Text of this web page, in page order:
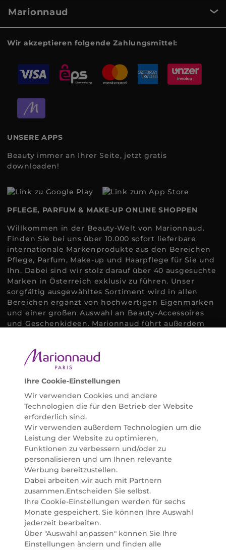
Marionnaud
Wir akzeptieren folgende Zahlungsmittel:
UNSERE APPS
Beauty immer an Ihrer Seite, jetzt gratis
downloaden!
PFLEGE, PARFUM & MAKE-UP ONLINE SHOPPEN
Willkommen in der Beauty-Welt von Marionnaud.
Finden Sie bei uns über 10.000 sofort lieferbare
internationale Markenprodukte aus den Bereichen
Pflege, Parfum, Make-up und Haarpflege für Sie und
Ihn. Dabei sind wir stolz darauf über 40 ausgesuchte
Marken in Österreich exklusiv zu führen. Unser
sorgfältig ausgewähltes Sortiment wird in allen
Bereichen ergänzt von hochwertigen Eigenmarken
und einer großen Auswahl an Beauty-Accessoires
und Geschenkideen. Marionnaud führt außerdem
Bedürfnissen individuell mit der perfekten Lösung
helfen zu können. Entdecken Sie auch unsere
Online Beauty Beratungen und bestellen Sie ganz
einfach alles für Ihre Beauty Routine direkt nach
Hause oder in Ihre Wunsch-Parfümerie liefern.
BERATUNG & EXPERTISE
Marionnaud wurde im Jahr 1984 in Paris gegründet
und ist seit 2001 in Österreich vertreten. Mit rund 80
Parfümerien und unserem Online Shop sind wir
Marktführer im selektiven Beautyhandel in
Österreich. Seit 2023 liefern wir auch nach
Deutschland. Durch abwechselnde Aktionen und
attraktive Angebote zu allen Anlässen finden Sie bei
Marionnaud alles, was Beauty Herzen höherschlagen
lässt. Wir glauben fest daran, dass Freude auf viele
Arten geschaffen werden kann. Vom beruhigenden
und pflegenden Gefühl Ihrer Lieblingsaugencreme
bis zur positiven Verpflichtung zu nachhaltigen
Ihre Cookie-Einstellungen
Wir verwenden Cookies und andere
Technologien die für den Betrieb der Website
erforderlich sind.
Wir verwenden außerdem Technologien um die
Leistung der Website zu optimieren,
Funktionen zu verbessern und/oder zu
personalisieren und um Ihnen relevante
Werbung bereitzustellen.
Dabei arbeiten wir auch mit Partnern
zusammen.Entscheiden Sie selbst.
Ihre Cookie-Einstellungen werden für sechs
Monate gespeichert. Sie können Ihre Auswahl
jederzeit bearbeiten.
Über "Auswahl anpassen" können Sie Ihre
Einstellungen ändern und finden alle